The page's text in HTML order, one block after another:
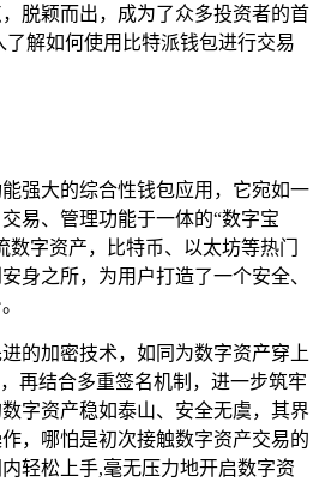
脱颖而出，成为了众多投资者的首
解如何使用比特派钱包进行交易
强大的综合性钱包应用，它宛如一
易、管理功能于一体的“数字宝
数字资产，比特币、以太坊等热门
身之所，为用户打造了一个安全、
的加密技术，如同为数字资产穿上
再结合多重签名机制，进一步筑牢
字资产稳如泰山、安全无虞，其界
，哪怕是初次接触数字资产交易的
轻松上手,毫无压力地开启数字资